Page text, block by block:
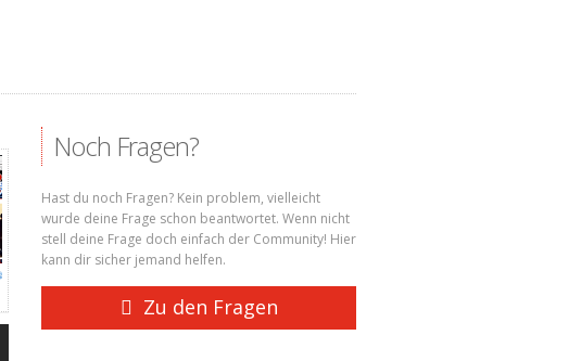
Noch Fragen?
Hast du noch Fragen? Kein problem, vielleicht
wurde deine Frage schon beantwortet. Wenn nicht
stell deine Frage doch einfach der Community! Hier
kann dir sicher jemand helfen.
Zu den Fragen